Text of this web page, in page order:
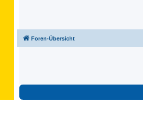
Foren-Übersicht